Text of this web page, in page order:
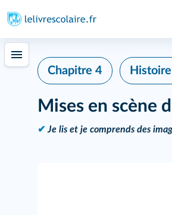
Chapitre 4
Mises en scène
✔ Je lis et je comprends des